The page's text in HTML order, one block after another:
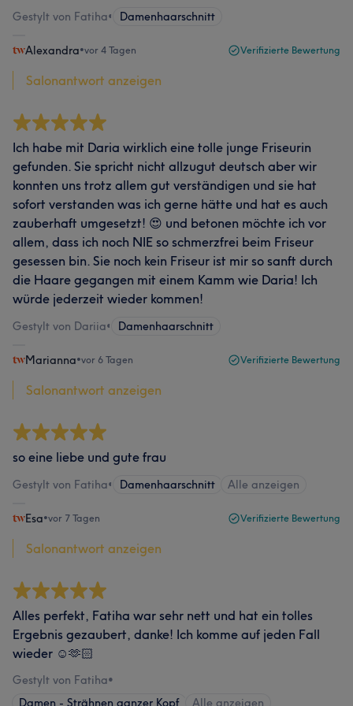
Gestylt von Fatiha• Damenhaarschnitt
Alexandra•vor 4 Tagen Verifizierte Bewertung
Salonantwort anzeigen
Ich habe mit Daria wirklich eine tolle junge Friseurin
gefunden. Sie spricht nicht allzugut deutsch aber wir
konnten uns trotz allem gut verständigen und sie hat
sofort verstanden was ich gerne hätte und hat es auch
zauberhaft umgesetzt! 😍 und betonen möchte ich vor
allem, dass ich noch NIE so schmerzfrei beim Friseur
gesessen bin. Sie noch kein Friseur ist mir so sanft durch
die Haare gegangen mit einem Kamm wie Daria! Ich
würde jederzeit wieder kommen!
Gestylt von Dariia• Damenhaarschnitt
Marianna•vor 6 Tagen Verifizierte Bewertung
Salonantwort anzeigen
so eine liebe und gute frau
Gestylt von Fatiha• Damenhaarschnitt Alle anzeigen
Esa•vor 7 Tagen Verifizierte Bewertung
Salonantwort anzeigen
Alles perfekt, Fatiha war sehr nett und hat ein tolles
Ergebnis gezaubert, danke! Ich komme auf jeden Fall
wieder ☺️🫶🏻
Gestylt von Fatiha•
Damen - Strähnen ganzer Kopf
Alle anzeigen